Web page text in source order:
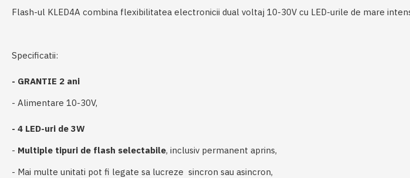
Flash-ul KLED4A combina flexibilitatea electronicii dual voltaj 10-30V cu LED-urile de mare
Specificatii:
- GRANTIE 2 ani
- Alimentare 10-30V,
- 4 LED-uri de 3W
- Multiple tipuri de flash selectabile, inclusiv permanent aprins,
- Mai multe unitati pot fi legate sa lucreze sincron sau asincron,